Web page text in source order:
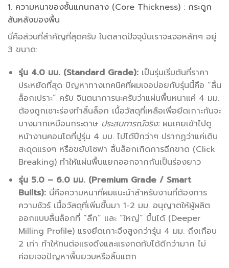
1. ความหนาของชั้นแกนกลาง (Core Thickness) : กระดูก
สันหลังของพื้น
นี่คือส่วนที่สำคัญที่สุดครับ ในตลาดปัจจุบันเราจะเจอหลักๆ อยู่
3 ขนาด:
รุ่น 4.0 มม. (Standard Grade):เป็นรุ่นเริ่มต้นที่ราคา
ประหยัดที่สุด ปัญหาทางเทคนิคที่ผมเจอบ่อยกับรุ่นนี้คือ “ลิ้น
ล็อกเปราะ” ครับ จินตนาการนะครับว่าแผ่นพื้นหนาแค่ 4 มม.
ต้องถูกเซาะร่องทำลิ้นล็อก เนื้อวัสดุที่เหลือเพื่อยึดเกาะกันจะ
บางมากเหมือนกระดาษ ประสบการณ์จริง:ผมเคยเข้าไปดู
หน้างานคอนโดที่ปูรุ่น 4 มม. ไปได้ปีกว่าๆ ปรากฏว่าแค่เดิน
สะดุดแรงๆ หรือขยับโซฟา ลิ้นล็อกเกิดการฉีกขาด (Click
Breaking) ทำให้แผ่นพื้นแยกออกจากกันเป็นร่องยาว
รุ่น 5.0 – 6.0 มม. (Premium Grade / Smart
Builts):นี่คือความหนาที่ผมแนะนำสำหรับงานที่ต้องการ
ความชัวร์ เนื้อวัสดุที่เพิ่มขึ้นมา 1-2 มม. อนุญาตให้ผู้ผลิต
ออกแบบลิ้นล็อกที่ “ลึก” และ “ใหญ่” ขึ้นได้ (Deeper
Milling Profile) แรงยึดเกาะจึงสูงกว่ารุ่น 4 มม. ถึงเกือบ
2 เท่า ทำให้ทนต่อแรงดึงและแรงกดทับได้ดีกว่ามาก ไม่
ค่อยเจอปัญหาพื้นยวบหรือลิ้นแตก